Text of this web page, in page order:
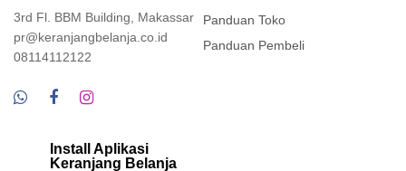
3rd Fl. BBM Building, Makassar
pr@keranjangbelanja.co.id
08114112122
Panduan Toko
Panduan Pembeli
Install Aplikasi
Keranjang Belanja